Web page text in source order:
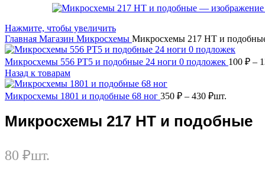
Нажмите, чтобы увеличить
Главная Магазин Микросхемы Микросхемы 217 НТ и
Микросхемы 556 РТ5 и подобные 24 ноги 0 подложек 100 ₽ –
Назад к товарам
Микросхемы 1801 и подобные 68 ног 350 ₽ – 430 ₽шт.
Микросхемы 217 НТ и подобные
80 ₽шт.